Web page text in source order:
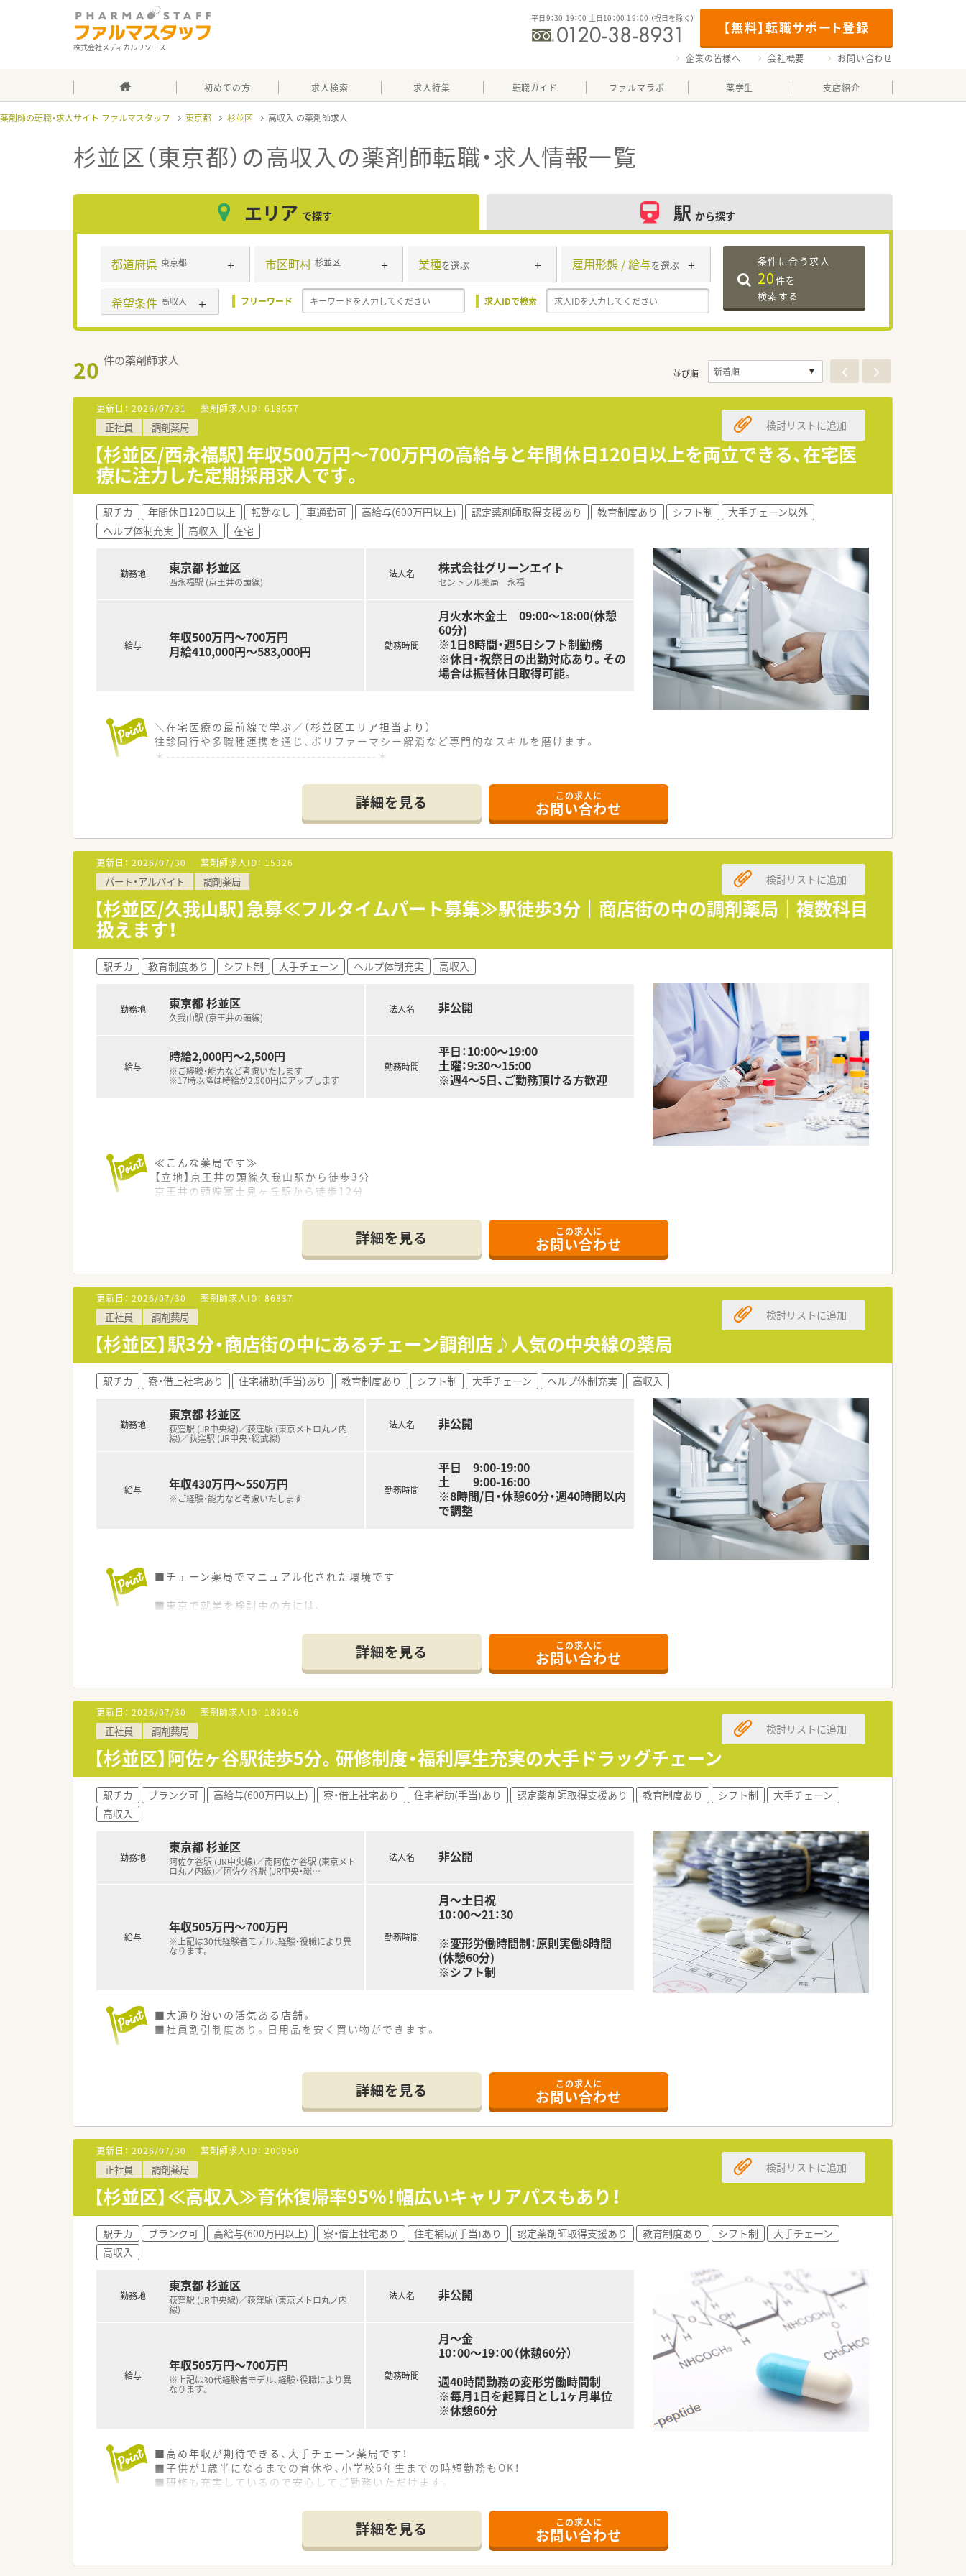
株式会社メディカルリソース
【無料】転職サポート登録
平日9：30-19：00 土日10：00-19：00 （祝日を除く）
企業の皆様へ 会社概要 お問い合わせ
初めての方 求人検索 求人特集 転職ガイド ファルマラボ 薬学生 支店紹介
薬剤師の転職・求人サイト ファルマスタッフ 東京都 杉並区 高収入
杉並区（東京都）の高収入の薬剤師転職・求人情報一覧
エリア で探す 駅 から探す
都道府県 東京都 市区町村 杉並区 業種を選ぶ 雇用形態 / 給与を選ぶ
希望条件 高収入 フリーワード 求人IDで検索
条件に合う求人
20件を
検索する
20 件の薬剤師求人
並び順
更新日： 2026/07/31 薬剤師求人ID： 618557
正社員 調剤薬局
【杉並区/西永福駅】年収500万円～700万円の高給与と年間休日120日以上を両立できる、在宅医
療に注力した定期採用求人です。
検討リストに追加
駅チカ 年間休日120日以上 転勤なし 車通勤可 高給与(600万円以上) 認定薬剤師取得支援あり 教育制度あり シフト制
大手チェーン以外
ヘルプ体制充実
高収入 在宅
勤務地 東京都 杉並区
西永福駅 (京王井の頭線)
給与
年収500万円～700万円
月給410,000円～583,000円
法人名 株式会社グリーンエイト
セントラル薬局 永福
勤務時間
月火水木金土 09:00～18:00(休憩
60分)
※1日8時間・週5日シフト制勤務
※休日・祝祭日の出勤対応あり。その
場合は振替休日取得可能。
＼在宅医療の最前線で学ぶ／（杉並区エリア担当より）
往診同行や多職種連携を通じ、ポリファーマシー解消など専門的なスキルを磨けます。
＊------------------------------------------＊
■最寄駅である西永福駅から徒歩で5分という好立地にある、施設在宅を中心とした専門薬局です。
■在宅医療を主軸としており、内科や循環器科など幅広い専門的な処方を応需しています。
■薬剤師は常勤7名とパート5名体制で、事務員も複数名在籍しておりフォローが万全です。
【想定される業務内容】
■医師の往診に同行し、専門的な薬学的知見からチーム医療に貢献していただきます。
■患者様の健康状態を多角的に把握し、ポリファーマシーの解消にも取り組みます。
■タブレット端末や最新の監査システムを活用し、効率的に業務を進められます。
■オンコールは週ごとの持ち回り制で、6週間に1回程度と負担は少なめです。
【法人特徴について】
■関東圏で在宅専門薬局を展開し、業界のパイオニアとして確固たる地位を築いています。
■給食事業や介護事業も手掛け、医療と介護の両面から地域社会に貢献しています。
■大手教育関連企業と共同出資で設立されており、安定した経営基盤が魅力です。
詳細を見る この求人に
お問い合わせ
更新日： 2026/07/30 薬剤師求人ID： 15326
パート・アルバイト 調剤薬局
【杉並区/久我山駅】急募≪フルタイムパート募集≫駅徒歩3分｜商店街の中の調剤薬局｜複数科目
扱えます！
検討リストに追加
駅チカ 教育制度あり シフト制 大手チェーン ヘルプ体制充実 高収入
勤務地 東京都 杉並区
久我山駅 (京王井の頭線)
給与
時給2,000円～2,500円
※ご経験・能力など考慮いたします
※17時以降は時給が2,500円にアップします
法人名 非公開
勤務時間
平日：10:00～19:00
土曜：9:30～15:00
※週4～5日、ご勤務頂ける方歓迎
≪こんな薬局です≫
【立地】京王井の頭線久我山駅から徒歩3分
京王井の頭線富士見ヶ丘駅から徒歩12分
■全国に展開する大手ドラッグストア
■サプリメントバー・ヘルスケアラウンジ・ビューティーケアスタジオを設け、栄養士・薬剤師・化粧品担当者が様々な視点からお客様の
健康を管理します。
■全店舗に錠剤監査システム・音声入力システム・監査システム導入し、機械化をはかり薬剤師に求められる対人業務に注力しておりま
す。
■女性活躍推進法に基づく基準適合厚生大臣より「えるぼし（最高位の3段階目）」認定を取得しています。
■1店舗あたりの薬剤師人数、処方箋の応需枚数は調剤併設ドラックでトップクラス！処方箋に触れられずスキルが落ちる心配もありま
せん。
詳細を見る この求人に
お問い合わせ
更新日： 2026/07/30 薬剤師求人ID： 86837
正社員 調剤薬局
【杉並区】駅3分・商店街の中にあるチェーン調剤店♪人気の中央線の薬局
検討リストに追加
駅チカ 寮・借上社宅あり 住宅補助(手当)あり 教育制度あり シフト制 大手チェーン ヘルプ体制充実 高収入
勤務地
東京都 杉並区
荻窪駅 (JR中央線)／荻窪駅 (東京メトロ丸ノ内
線)／荻窪駅 (JR中央・総武線)
給与 年収430万円～550万円
※ご経験・能力など考慮いたします
法人名 非公開
勤務時間
平日 9:00-19:00
土 9:00-16:00
※8時間/日・休憩60分・週40時間以内
で調整
■チェーン薬局でマニュアル化された環境です
■東京で就業を検討中の方には、
正式な入社を決めることもご相談可！
■この求人は大手薬局求人特集に掲載中です■
詳細を見る この求人に
お問い合わせ
更新日： 2026/07/30 薬剤師求人ID： 189916
正社員 調剤薬局
【杉並区】阿佐ヶ谷駅徒歩5分。研修制度・福利厚生充実の大手ドラッグチェーン
検討リストに追加
駅チカ ブランク可 高給与(600万円以上) 寮・借上社宅あり 住宅補助(手当)あり 認定薬剤師取得支援あり 教育制度あり シフト制
大手チェーン
高収入
勤務地
東京都 杉並区
阿佐ケ谷駅 (JR中央線)／南阿佐ケ谷駅 (東京メト
ロ丸ノ内線)／阿佐ケ谷駅 (JR中央・総…
給与
年収505万円～700万円
※上記は30代経験者モデル、経験・役職により異
なります。
法人名 非公開
勤務時間
月～土日祝
10：00～21：30
※変形労働時間制：原則実働8時間
(休憩60分)
※シフト制
■大通り沿いの活気ある店舗。
■社員割引制度あり。日用品を安く買い物ができます。
詳細を見る この求人に
お問い合わせ
更新日： 2026/07/30 薬剤師求人ID： 200950
正社員 調剤薬局
【杉並区】≪高収入≫育休復帰率95％！幅広いキャリアパスもあり！
検討リストに追加
駅チカ ブランク可 高給与(600万円以上) 寮・借上社宅あり 住宅補助(手当)あり 認定薬剤師取得支援あり 教育制度あり シフト制
大手チェーン
高収入
勤務地
東京都 杉並区
荻窪駅 (JR中央線)／荻窪駅 (東京メトロ丸ノ内
線)
給与
年収505万円～700万円
※上記は30代経験者モデル、経験・役職により異
なります。
法人名 非公開
勤務時間
月～金
10：00～19：00（休憩60分）
週40時間勤務の変形労働時間制
※毎月1日を起算日とし1ヶ月単位
※休憩60分
■高め年収が期待できる、大手チェーン薬局です！
■子供が1歳半になるまでの育休や、小学校6年生までの時短勤務もOK！
■研修も充実しているので安心してご勤務いただけます。
詳細を見る この求人に
お問い合わせ